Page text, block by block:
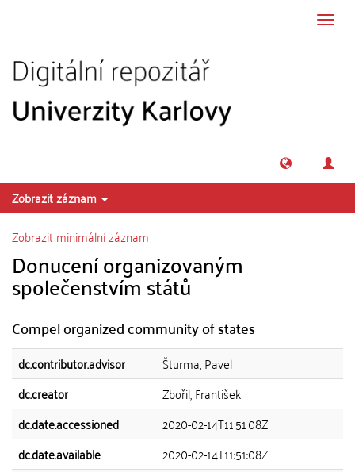
Zobrazit záznam
Zobrazit minimální záznam
Donucení organizovaným
společenstvím států
Compel organized community of states
dc.contributor.advisor
Šturma, Pavel
dc.creator
Zbořil, František
dc.date.accessioned
2020-02-14T11:51:08Z
dc.date.available
2020-02-14T11:51:08Z